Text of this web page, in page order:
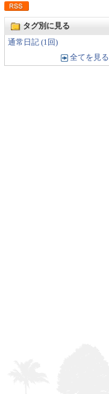
タグ別に見る
通常日記 (1回)
全てを見る